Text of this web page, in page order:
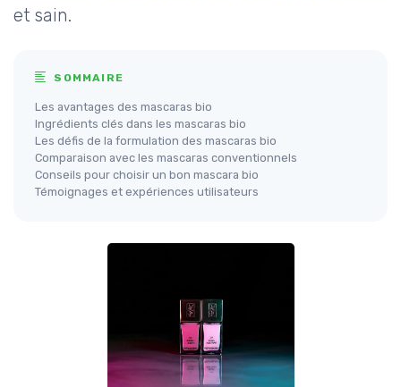
et sain.
SOMMAIRE
Les avantages des mascaras bio
Ingrédients clés dans les mascaras bio
Les défis de la formulation des mascaras bio
Comparaison avec les mascaras conventionnels
Conseils pour choisir un bon mascara bio
Témoignages et expériences utilisateurs